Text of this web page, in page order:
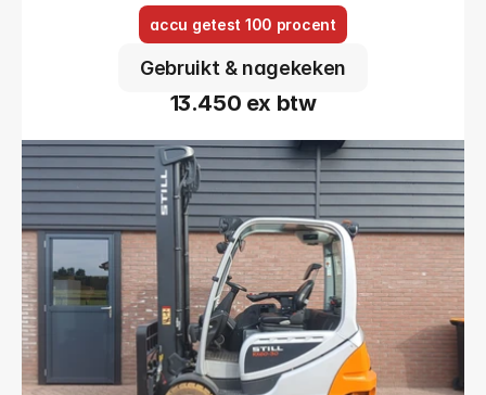
accu getest 100 procent
Gebruikt & nagekeken
13.450 ex btw